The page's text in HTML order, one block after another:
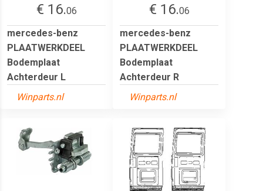
€ 16.06
mercedes-benz
PLAATWERKDEEL
Bodemplaat
Achterdeur L
Winparts.nl
€ 16.06
mercedes-benz
PLAATWERKDEEL
Bodemplaat
Achterdeur R
Winparts.nl